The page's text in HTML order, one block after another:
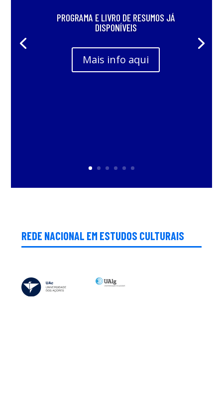
PROGRAMA E LIVRO DE RESUMOS JÁ
DISPONÍVEIS
Mais info aqui
REDE NACIONAL EM ESTUDOS CULTURAIS